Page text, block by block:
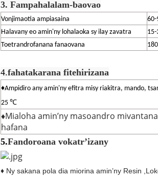
3. Fampahalalam-baovao
Vonjimaotia ampiasaina
60-
Halavany eo amin'ny lohalaoka sy ilay zavatra
15-
Toetrandrofanana fanaovana
4.fahatakarana fitehirizana
♦Ampidiro any amin'ny efitra misy riakitra, mando,
25 ℃
♦Mialoha amin’ny masoandro
hafana
5.Fandoroana vokatr’izany
♦ Ny sakana pola dia miorina amin’ny Resin